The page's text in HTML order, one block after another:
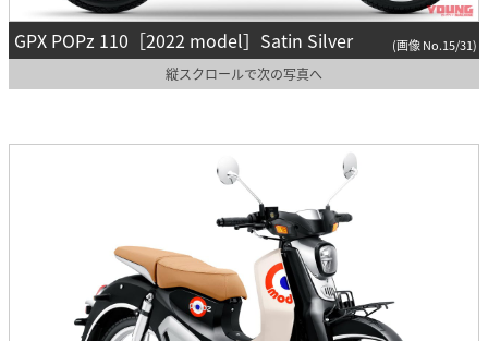
GPX POPz 110［2022 model］Satin Silver (画像 No.15/31)
縦スクロールで次の写真へ